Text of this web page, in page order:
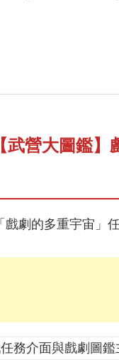
武營大圖鑑】
劇的多重宇宙」